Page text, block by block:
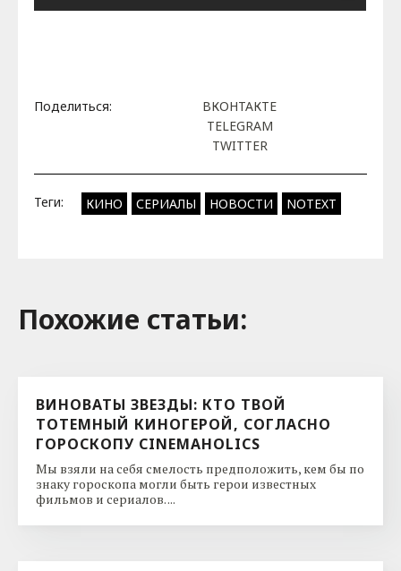
Поделиться:
ВКОНТАКТЕ
TELEGRAM
TWITTER
Теги: КИНО СЕРИАЛЫ НОВОСТИ NOTEXT
Похожие cтатьи:
ВИНОВАТЫ ЗВЕЗДЫ: КТО ТВОЙ
ТОТЕМНЫЙ КИНОГЕРОЙ, СОГЛАСНО
ГОРОСКОПУ CINEMAHOLICS
Мы взяли на себя смелость предположить, кем бы по
знаку гороскопа могли быть герои известных
фильмов и сериалов. ...